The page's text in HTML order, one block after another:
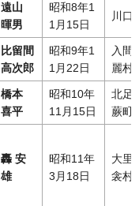
遠山
暉男
昭和8年1
1月15日
川口
比留間
高次郎
昭和9年1
1月22日
入間
麗村
橋本
喜平
昭和10年
11月15日
北足
蕨町
轟 安
雄
昭和11年
3月18日
大里
衾村